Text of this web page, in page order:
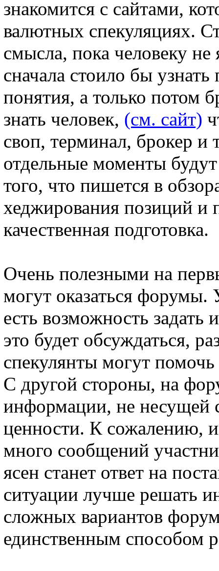
знакомится с сайтами,
валютных спекуляциях.
смысла, пока человеку
сначала стоило бы
понятия, а только потом
знать человек, (см. сайт)
своп, терминал, брокер и
отдельные моменты
того, что пишется в
хеджирования позиций и
качественная подготовка.
Очень полезными на
могут оказаться форумы.
есть возможность
это будет обсуждаться,
спекулянты могут
С другой стороны, на
информации, не несущей
ценности. К сожалению,
много сообщений
ясен станет ответ на
ситуации лучше решать
сложных вариантов
единственным способом